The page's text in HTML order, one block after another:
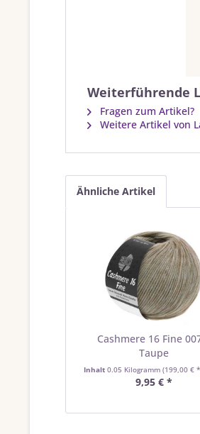
Weiterführende
Fragen zum Artikel?
Weitere Artikel von
Ähnliche Artikel
Cashmere 16 Fine
Taupe
Inhalt 0.05 Kilogramm (199,00 € * / 1
9,95 € *